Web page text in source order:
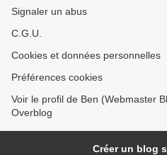
Signaler un abus
C.G.U.
Cookies et données personnelles
Préférences cookies
Voir le profil de Ben (Webmaster
Overblog
Créer un blog